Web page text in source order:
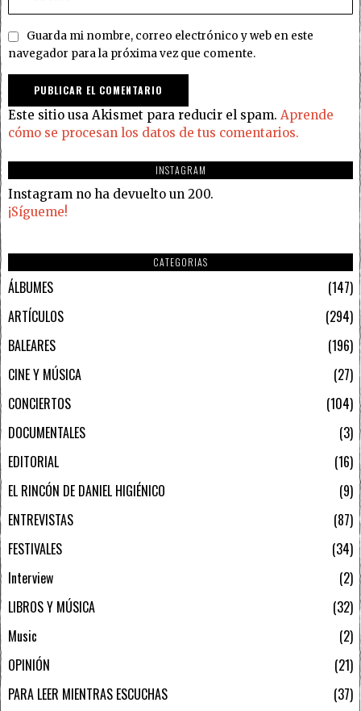
Guarda mi nombre, correo electrónico y web en este
navegador para la próxima vez que comente.
Este sitio usa Akismet para reducir el spam. Aprende
cómo se procesan los datos de tus comentarios.
INSTAGRAM
Instagram no ha devuelto un 200.
¡Sígueme!
CATEGORIAS
ÁLBUMES
147
ARTÍCULOS
294
BALEARES
196
CINE Y MÚSICA
27
CONCIERTOS
104
DOCUMENTALES
3
EDITORIAL
16
EL RINCÓN DE DANIEL HIGIÉNICO
9
ENTREVISTAS
87
FESTIVALES
34
Interview
2
LIBROS Y MÚSICA
32
Music
2
OPINIÓN
21
PARA LEER MIENTRAS ESCUCHAS
37